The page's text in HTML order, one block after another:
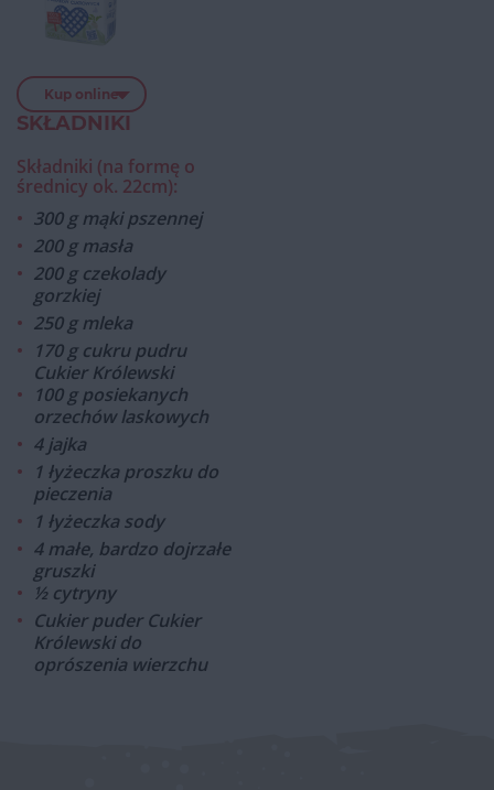
Kup online
SKŁADNIKI
Składniki (na formę o
średnicy ok. 22cm):
300 g mąki pszennej
200 g masła
200 g czekolady
gorzkiej
250 g mleka
170 g cukru pudru
Cukier Królewski
100 g posiekanych
orzechów laskowych
4 jajka
1 łyżeczka proszku do
pieczenia
1 łyżeczka sody
4 małe, bardzo dojrzałe
gruszki
½ cytryny
Cukier puder Cukier
Królewski do
oprószenia wierzchu